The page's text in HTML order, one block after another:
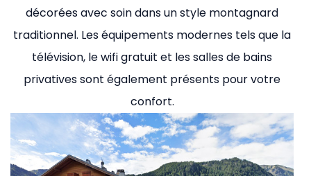
décorées avec soin dans un style montagnard
traditionnel. Les équipements modernes tels que la
télévision, le wifi gratuit et les salles de bains
privatives sont également présents pour votre
confort.